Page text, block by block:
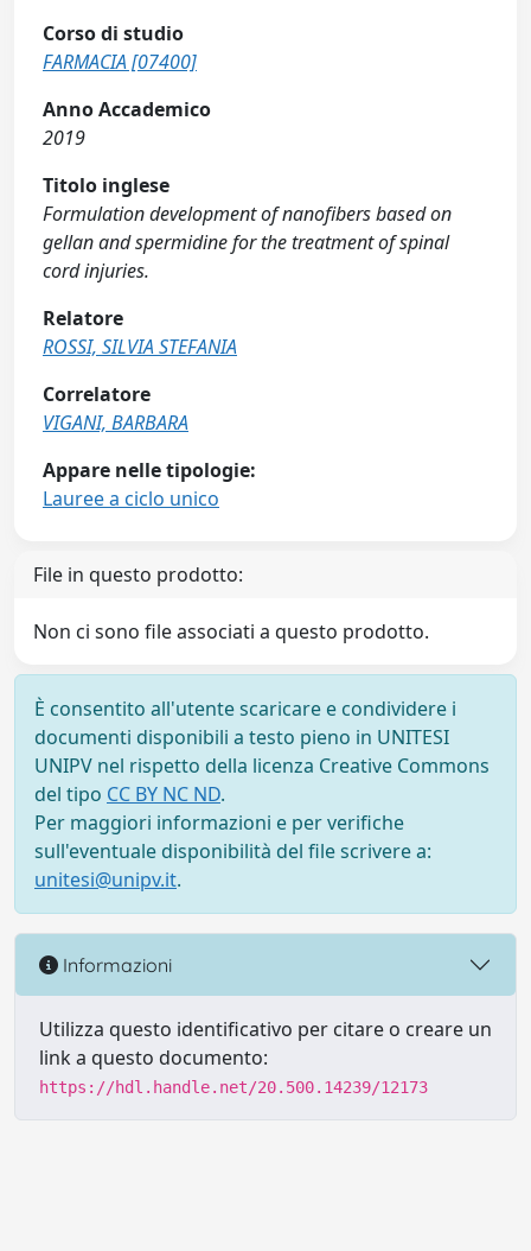
Corso di studio
FARMACIA [07400]
Anno Accademico
2019
Titolo inglese
Formulation development of nanofibers based on
gellan and spermidine for the treatment of spinal
cord injuries.
Relatore
ROSSI, SILVIA STEFANIA
Correlatore
VIGANI, BARBARA
Appare nelle tipologie:
Lauree a ciclo unico
File in questo prodotto:
Non ci sono file associati a questo prodotto.
È consentito all'utente scaricare e condividere i
documenti disponibili a testo pieno in UNITESI
UNIPV nel rispetto della licenza Creative Commons
del tipo CC BY NC ND.
Per maggiori informazioni e per verifiche
sull'eventuale disponibilità del file scrivere a:
unitesi@unipv.it.
Informazioni
Utilizza questo identificativo per citare o creare un
link a questo documento:
https://hdl.handle.net/20.500.14239/12173